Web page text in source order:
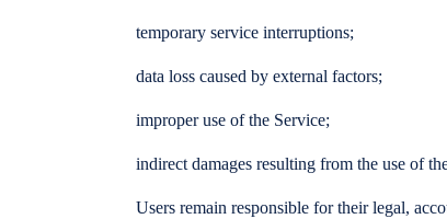
temporary service interruptions;
data loss caused by external factors;
improper use of the Service;
indirect damages resulting from the use of
Users remain responsible for their legal,